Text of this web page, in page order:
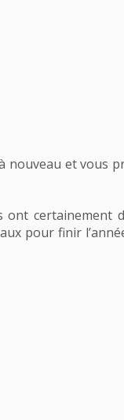
nouveau et vous
certainement
pour finir